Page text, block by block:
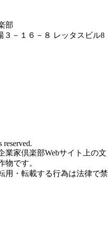
部
－１６－８ レッタスビル8
業家倶楽部Webサイト上の文
物です。
用・転載する行為は法律で禁